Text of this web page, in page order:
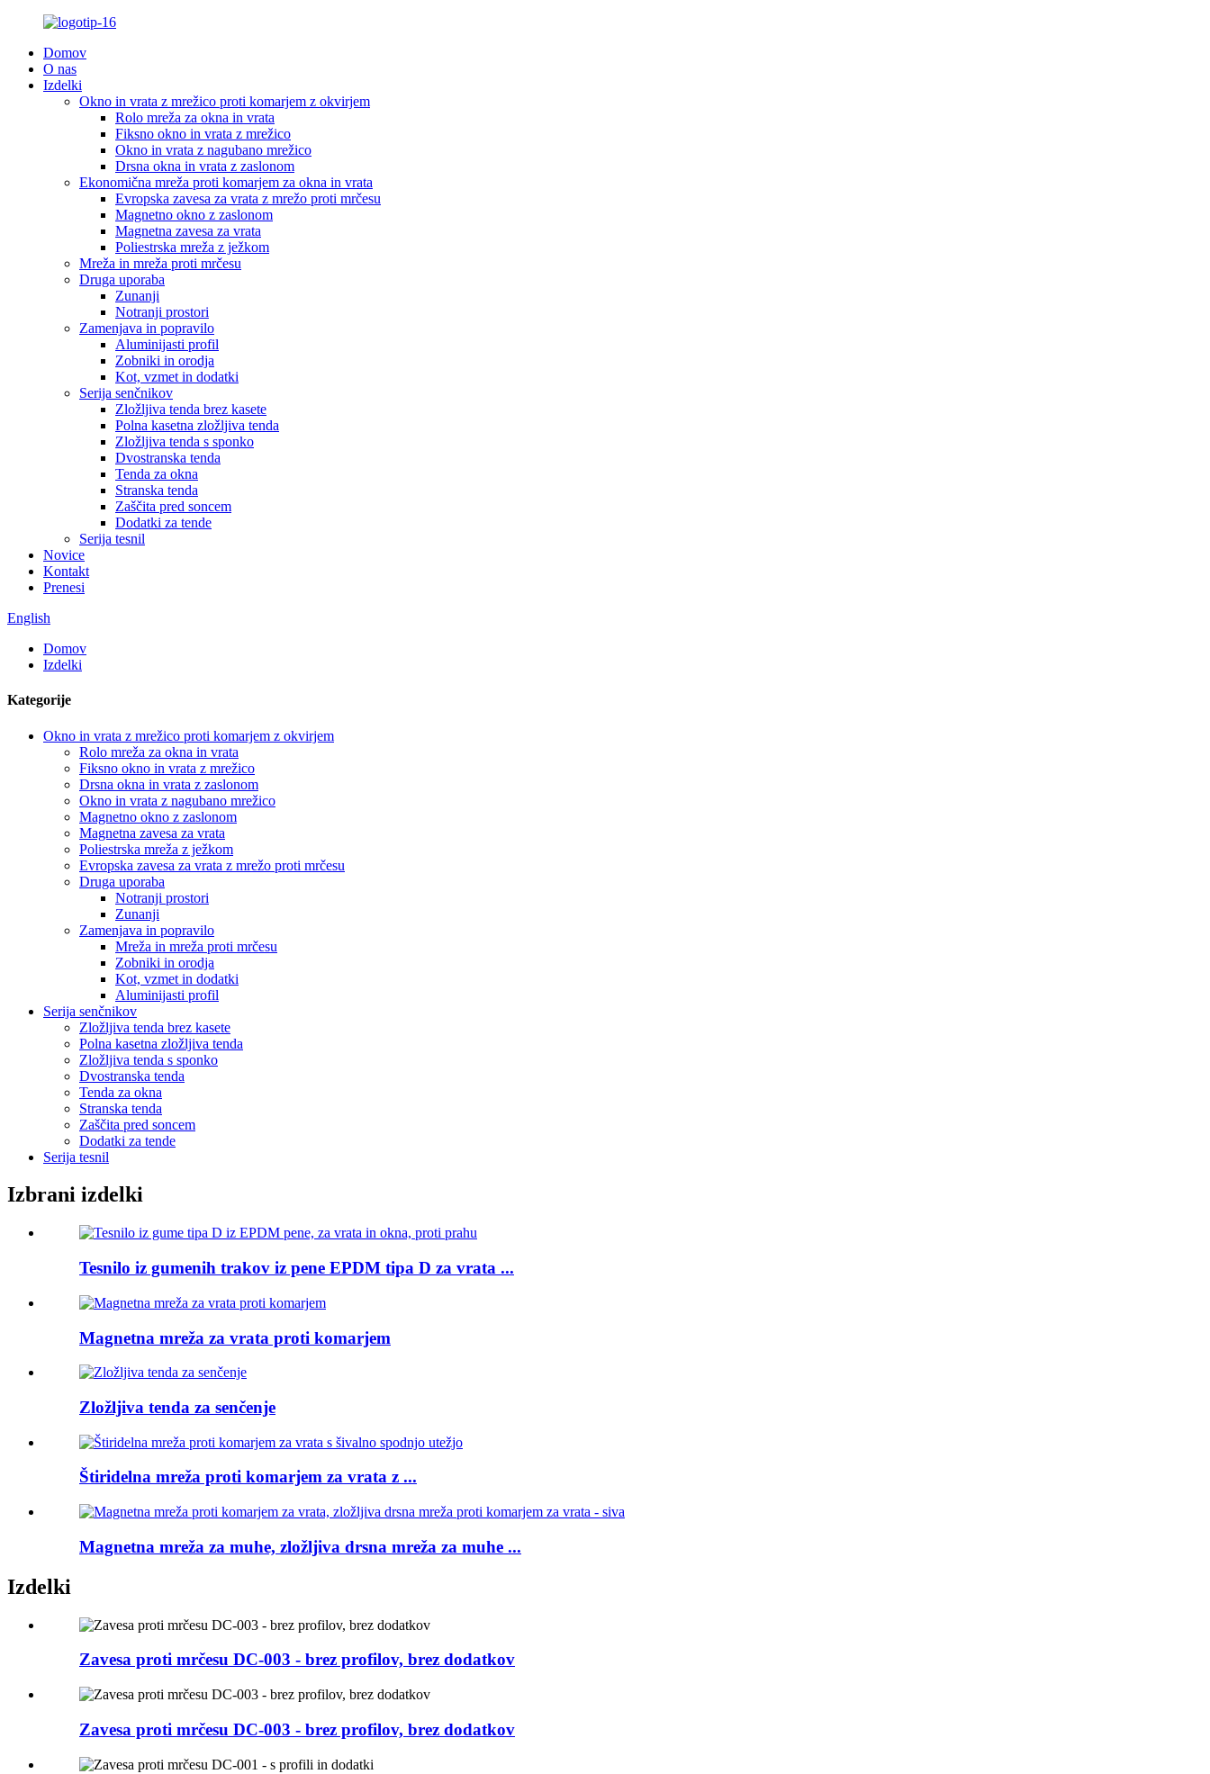
Domov
O nas
Izdelki
Okno in vrata z mrežico proti komarjem z okvirjem
Rolo mreža za okna in vrata
Fiksno okno in vrata z mrežico
Okno in vrata z nagubano mrežico
Drsna okna in vrata z zaslonom
Ekonomična mreža proti komarjem za okna in vrata
Evropska zavesa za vrata z mrežo proti mrčesu
Magnetno okno z zaslonom
Magnetna zavesa za vrata
Poliestrska mreža z ježkom
Mreža in mreža proti mrčesu
Druga uporaba
Zunanji
Notranji prostori
Zamenjava in popravilo
Aluminijasti profil
Zobniki in orodja
Kot, vzmet in dodatki
Serija senčnikov
Zložljiva tenda brez kasete
Polna kasetna zložljiva tenda
Zložljiva tenda s sponko
Dvostranska tenda
Tenda za okna
Stranska tenda
Zaščita pred soncem
Dodatki za tende
Serija tesnil
Novice
Kontakt
Prenesi
English
Domov
Izdelki
Kategorije
Okno in vrata z mrežico proti komarjem z okvirjem
Rolo mreža za okna in vrata
Fiksno okno in vrata z mrežico
Drsna okna in vrata z zaslonom
Okno in vrata z nagubano mrežico
Magnetno okno z zaslonom
Magnetna zavesa za vrata
Poliestrska mreža z ježkom
Evropska zavesa za vrata z mrežo proti mrčesu
Druga uporaba
Notranji prostori
Zunanji
Zamenjava in popravilo
Mreža in mreža proti mrčesu
Zobniki in orodja
Kot, vzmet in dodatki
Aluminijasti profil
Serija senčnikov
Zložljiva tenda brez kasete
Polna kasetna zložljiva tenda
Zložljiva tenda s sponko
Dvostranska tenda
Tenda za okna
Stranska tenda
Zaščita pred soncem
Dodatki za tende
Serija tesnil
Izbrani izdelki
Tesnilo iz gumenih trakov iz pene EPDM tipa D za vrata ...
Magnetna mreža za vrata proti komarjem
Zložljiva tenda za senčenje
Štiridelna mreža proti komarjem za vrata z ...
Magnetna mreža za muhe, zložljiva drsna mreža za muhe ...
Izdelki
Zavesa proti mrčesu DC-003 - brez profilov, brez dodatkov
Zavesa proti mrčesu DC-003 - brez profilov, brez dodatkov